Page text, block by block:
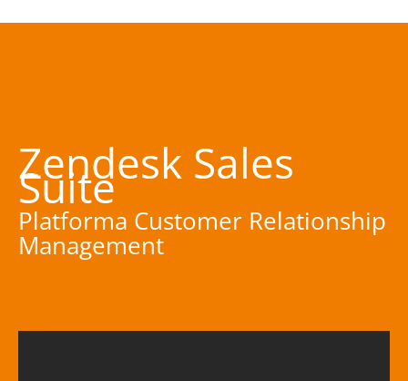
Zendesk Sales
Suite
Platforma Customer Relationship
Management